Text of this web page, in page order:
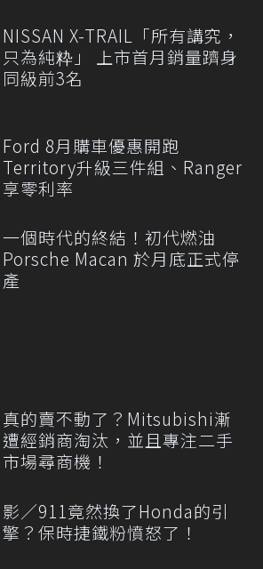
NISSAN X-TRAIL「所有講究，
只為純粋」 上市首月銷量躋身
同級前3名
Ford 8月購車優惠開跑
Territory升級三件組、Ranger
享零利率
一個時代的終結！初代燃油
Porsche Macan 於月底正式停
產
真的賣不動了？Mitsubishi漸
遭經銷商淘汰，並且專注二手
市場尋商機！
影／911竟然換了Honda的引
擎？保時捷鐵粉憤怒了！